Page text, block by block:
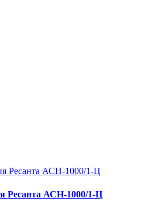
Ресанта АСН-1000/1-Ц